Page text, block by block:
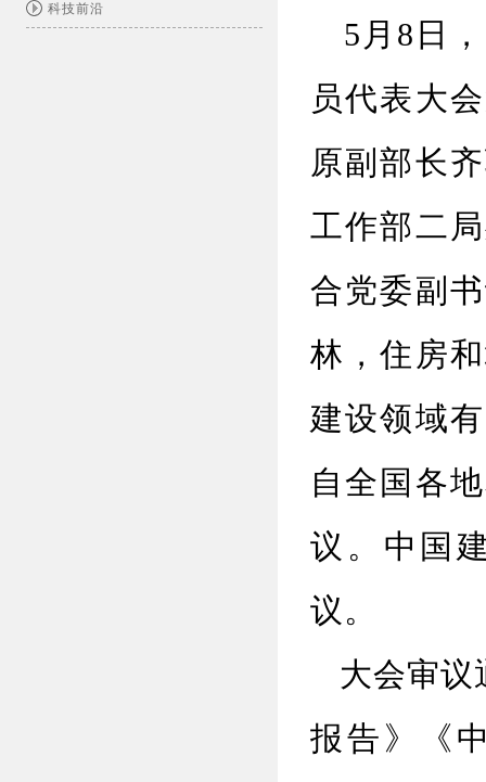
科技前沿
5月8日，
员代表大
原副部长
工作部二
合党委副
林，住房
建设领域
自全国各
议。中国
议。
大会审议
报告》《